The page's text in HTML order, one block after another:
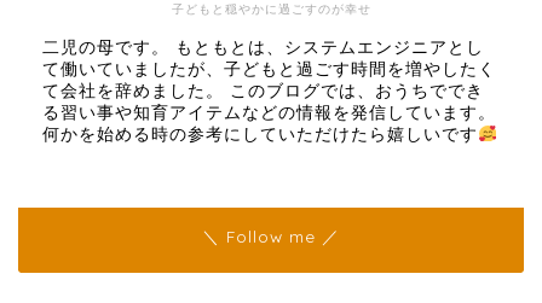
子どもと穏やかに過ごすのが幸せ
二児の母です。 もともとは、システムエンジニアとし
て働いていましたが、子どもと過ごす時間を増やしたく
て会社を辞めました。 このブログでは、おうちででき
る習い事や知育アイテムなどの情報を発信しています。
何かを始める時の参考にしていただけたら嬉しいです
＼ Follow me ／